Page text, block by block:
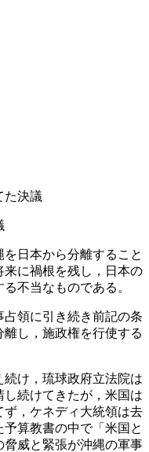
た決議
日本から分離すること
に禍根を残し，日本の
不当なものである。
領に引き続き前記の条
し，施政権を行使する
け，琉球政府立法院は
続けてきたが，米国は
，ケネディ大統領は去
算教書の中で「米国と
脅威と緊張が沖縄の軍事